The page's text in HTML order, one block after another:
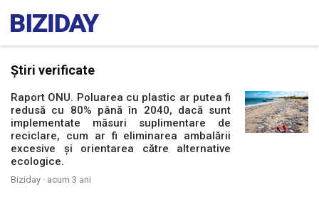
Știri verificate
Raport ONU. Poluarea cu plastic ar putea fi
redusă cu 80% până în 2040, dacă sunt
implementate măsuri suplimentare de
reciclare, cum ar fi eliminarea ambalării
excesive şi orientarea către alternative
ecologice.
Biziday · acum 3 ani